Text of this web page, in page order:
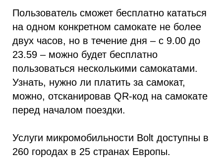
Пользователь сможет бесплатно кататься
на одном конкретном самокате не более
двух часов, но в течение дня – с 9.00 до
23.59 – можно будет бесплатно
пользоваться несколькими самокатами.
Узнать, нужно ли платить за самокат,
можно, отсканировав QR-код на самокате
перед началом поездки.
Услуги микромобильности Bolt доступны в
260 городах в 25 странах Европы.